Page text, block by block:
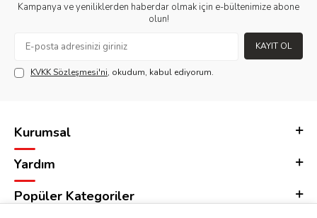
Kampanya ve yeniliklerden haberdar olmak için e-bültenimize abone
olun!
KAYIT OL
KVKK Sözleşmesi'ni, okudum, kabul ediyorum.
Kurumsal
Yardım
Popüler Kategoriler